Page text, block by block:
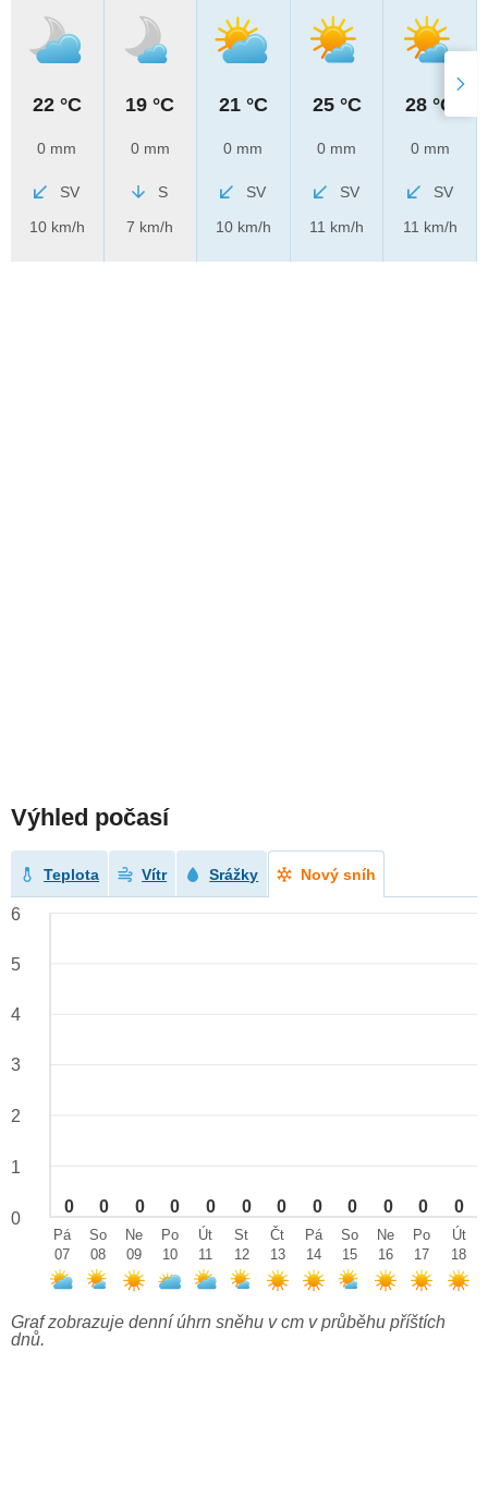
22 °C
0 mm
SV
10 km/h
19 °C
0 mm
S
7 km/h
21 °C
0 mm
SV
10 km/h
25 °C
0 mm
SV
11 km/h
28 °C
0 mm
SV
11 km/h
Výhled počasí
Teplota Vítr Srážky Nový sníh
0 0 0 0 0 0 0 0 0 0 0 0
6
5
4
3
2
1
0
Pá
07
So
08
Ne
09
Po
10
Út
11
St
12
Čt
13
Pá
14
So
15
Ne
16
Po
17
Út
18
Graf zobrazuje denní úhrn sněhu v cm v průběhu příštích
dnů.